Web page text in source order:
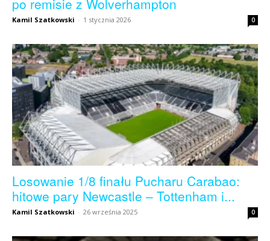
skład)
Newcastle.pl
po remisie z Wolverhampton
Kamil Szatkowski - 1 stycznia 2026 0
Losowanie 1/8 finału Pucharu Carabao:
hitowe pary Newcastle – Tottenham i...
Kamil Szatkowski - 26 września 2025 0